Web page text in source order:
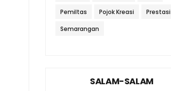
Pemiltas Pojok Kreasi Prestasi
Semarangan
SALAM-SALAM